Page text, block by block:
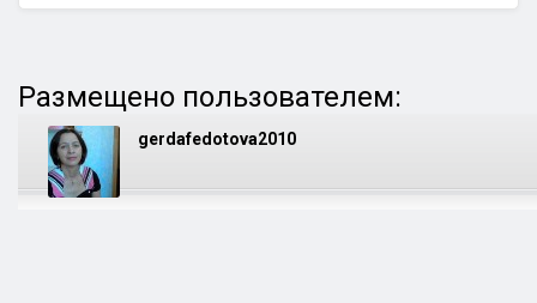
Размещено пользователем:
gerdafedotova2010